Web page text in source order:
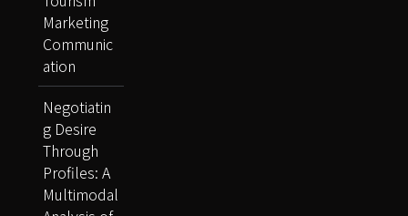
Marketing
Communic
ation
Negotiatin
g Desire
Through
Profiles: A
Multimodal